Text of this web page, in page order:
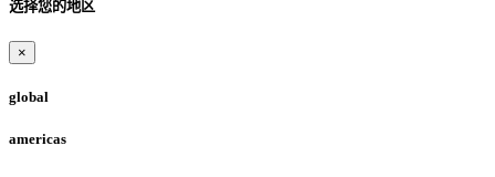
选择您的地区
×
global
americas